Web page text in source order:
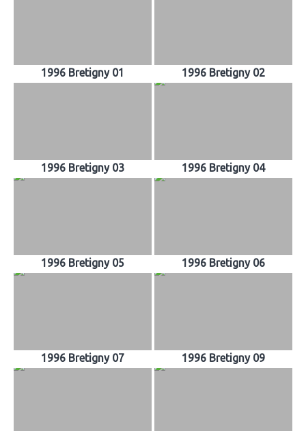
1996 Bretigny 01 1996 Bretigny 02
1996 Bretigny 03 1996 Bretigny 04
1996 Bretigny 05 1996 Bretigny 06
1996 Bretigny 07 1996 Bretigny 09